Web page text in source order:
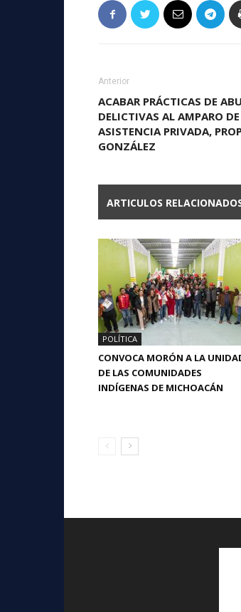
Anterior
ACABAR PRÁCTICAS DE
DELICTIVAS AL AMPARO
ASISTENCIA PRIVADA,
GONZÁLEZ
ARTICULOS
POLÍTICA
CONVOCA MORÓN A LA
DE LAS COMUNIDADES
INDÍGENAS DE MICHOACÁN